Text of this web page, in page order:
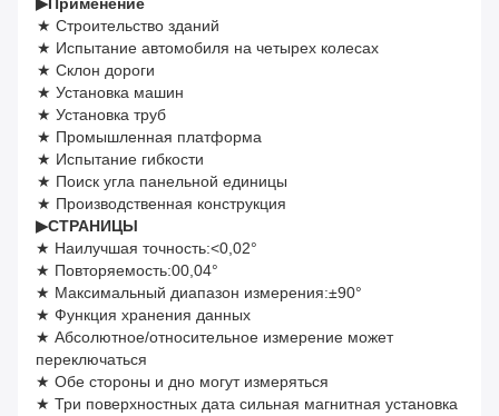
▶Применение
★ Строительство зданий
★ Испытание автомобиля на четырех колесах
★ Склон дороги
★ Установка машин
★ Установка труб
★ Промышленная платформа
★ Испытание гибкости
★ Поиск угла панельной единицы
★ Производственная конструкция
▶СТРАНИЦЫ
★ Наилучшая точность:<0,02°
★ Повторяемость:00,04°
★ Максимальный диапазон измерения:±90°
★ Функция хранения данных
★ Абсолютное/относительное измерение может
переключаться
★ Обе стороны и дно могут измеряться
★ Три поверхностных дата сильная магнитная установка